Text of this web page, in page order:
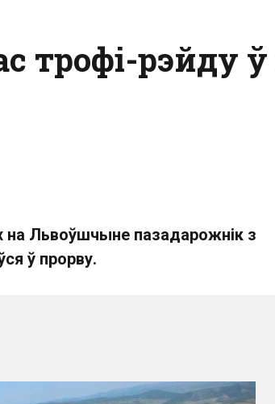
рэйду ў
на Львоўшчыне пазадарожнік з
ў прорву.